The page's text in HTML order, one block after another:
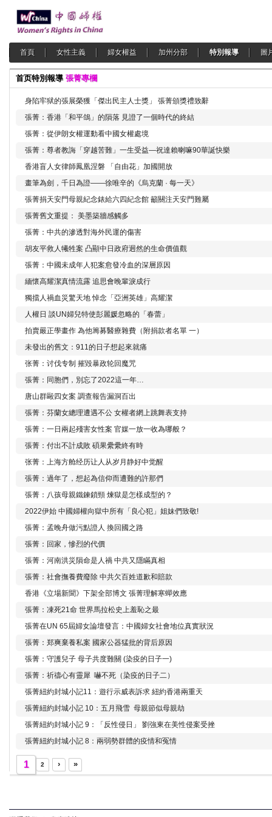
首頁 女性主義 婦女權益 加州分部 特別報導 圖
首页特別報導 張菁專欄
身陷牢狱的張展榮獲「傑出民主人士獎」 張菁頒獎禮致辭
張菁：香港「和平鴿」的隕落 見證了一個時代的終結
張菁：從伊朗女權運動看中國女權處境
張菁：尊者教誨「穿越苦難」一生受益—祝達賴喇嘛90華誕快樂
香港盲人女律師鳳凰涅磐 「自由花」加國開放
畫筆為劍，千日為證——徐唯辛的《烏克蘭 · 每一天》
張菁捐天安門母親紀念錶給六四紀念館 籲關注天安門難屬
張菁舊文重提： 美墨築牆感觸多
張菁：中共的滲透對海外民運的傷害
胡友平救人犧牲案 凸顯中日政府迥然的生命價值觀
張菁：中國未成年人犯案愈發冷血的深層原因
緬懷高耀潔真情流露 追思會晚輩淚成行
獨擋人禍血災驚天地 悼念「亞洲英雄」高耀潔
人權日 談UN婦兒特使彭麗媛忽略的「春蕾」
拍賣嚴正學畫作 為他籌募醫療雜費（附捐款者名單 一）
未發出的舊文：911的日子想起來就痛
张菁：讨伐专制 摧毀暴政轮回魔咒
張菁：同胞們，別忘了2022這一年…
唐山群毆四女案 調查報告漏洞百出
張菁：芬蘭女總理遭遇不公 女權者網上跳舞表支持
張菁：一日兩起殘害女性案 官媒一放一收為哪般？
張菁：付出不計成敗 碩果纍纍終有時
张菁：上海方舱经历让人从岁月静好中觉醒
張菁：過年了，想起為信仰而遭難的許那們
張菁：八孩母親鐵鍊鎖頸 煉獄是怎樣成型的？
2022伊始 中國婦權向獄中所有「良心犯」姐妹們致敬!
張菁：孟晚舟做污點證人 換回國之路
張菁：回家，慘烈的代價
張菁：河南洪災隕命是人禍 中共又隱瞞真相
張菁：社會撫養費廢除 中共欠百姓道歉和賠款
香港《立場新聞》下架全部博文 張菁理解寒蟬效應
張菁：凍死21命 世界馬拉松史上羞恥之最
張菁在UN 65屆婦女論壇發言：中國婦女社會地位真實狀況
張菁：郑爽棄養私案 國家公器猛批的背后原因
張菁：守護兒子 母子共度難關 (染疫的日子一)
張菁：祈禱心有靈犀 嚇不死（染疫的日子二）
張菁紐約封城小記11：遊行示威表訴求 紐約香港兩重天
張菁紐約封城小記 10：五月飛雪 母親節似母親劫
張菁紐約封城小記 9：「反性侵日」 劉強東在美性侵案受挫
張菁紐約封城小記 8：兩弱勢群體的疫情和冤情
1 2 › »